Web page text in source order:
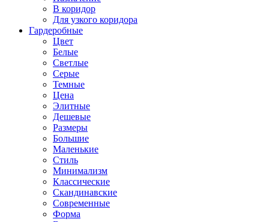
В коридор
Для узкого коридора
Гардеробные
Цвет
Белые
Светлые
Серые
Темные
Цена
Элитные
Дешевые
Размеры
Большие
Маленькие
Стиль
Минимализм
Классические
Скандинавские
Современные
Форма